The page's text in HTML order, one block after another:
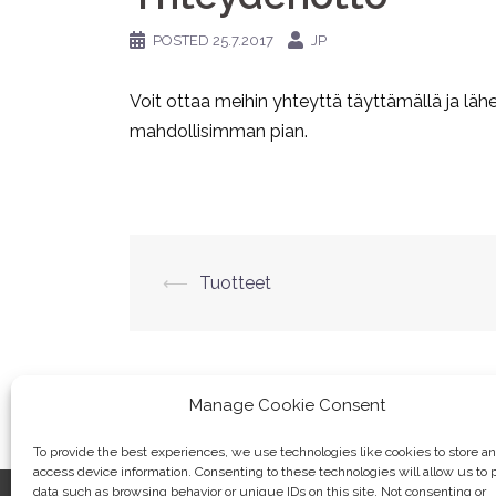
Manage Cookie Consent
To provide the best experiences, we use technologies like cookies to store
access device information. Consenting to these technologies will allow us to
data such as browsing behavior or unique IDs on this site. Not consenting or
POSTED 25.7.2017 JP
Voit ottaa meihin yhteyttä täyttämällä ja
mahdollisimman pian.
Post
⟵ Tuotteet